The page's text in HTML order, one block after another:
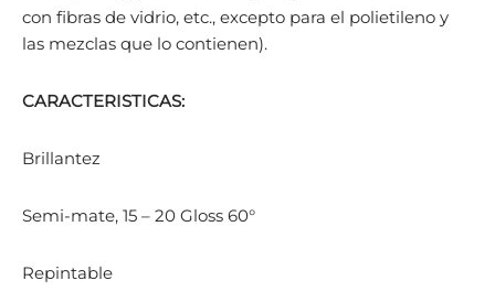
con fibras de vidrio, etc., excepto para el polietileno y
las mezclas que lo contienen).
CARACTERISTICAS:
Brillantez
Semi-mate, 15 – 20 Gloss 60°
Repintable